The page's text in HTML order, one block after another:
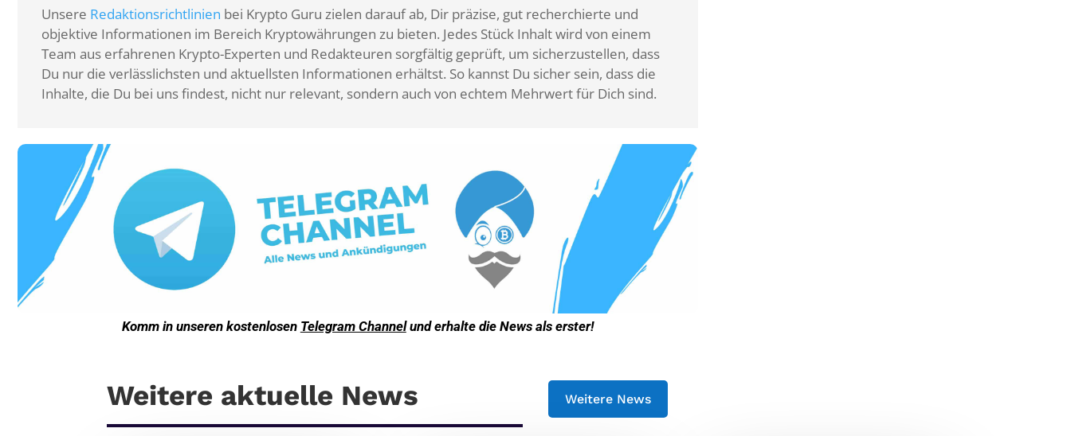
Unsere Redaktionsrichtlinien bei Krypto Guru zielen darauf ab, Dir präzise, gut recherchierte und
objektive Informationen im Bereich Kryptowährungen zu bieten. Jedes Stück Inhalt wird von einem
Team aus erfahrenen Krypto-Experten und Redakteuren sorgfältig geprüft, um sicherzustellen, dass
Du nur die verlässlichsten und aktuellsten Informationen erhältst. So kannst Du sicher sein, dass die
Inhalte, die Du bei uns findest, nicht nur relevant, sondern auch von echtem Mehrwert für Dich sind.
Komm in unseren kostenlosen Telegram Channelund erhalte die News als erster!
Weitere aktuelle News Weitere News